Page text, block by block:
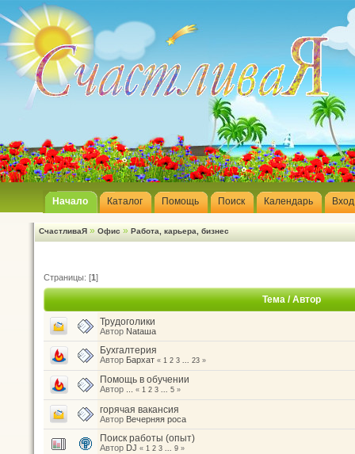
Начало Каталог Помощь Поиск Календарь Вход
СчастливаЯ » Офис » Работа, карьера, бизнес
Страницы: [1]
Тема/Автор
Трудоголики
Автор Nataшa
Бухгалтерия
Автор Бархат « 1 2 3 ... 23 »
Помощь в обучении
Автор ... « 1 2 3 ... 5 »
горячая вакансия
Автор Вечерняя роса
Поиск работы (опыт)
Автор DJ « 1 2 3 ... 9 »